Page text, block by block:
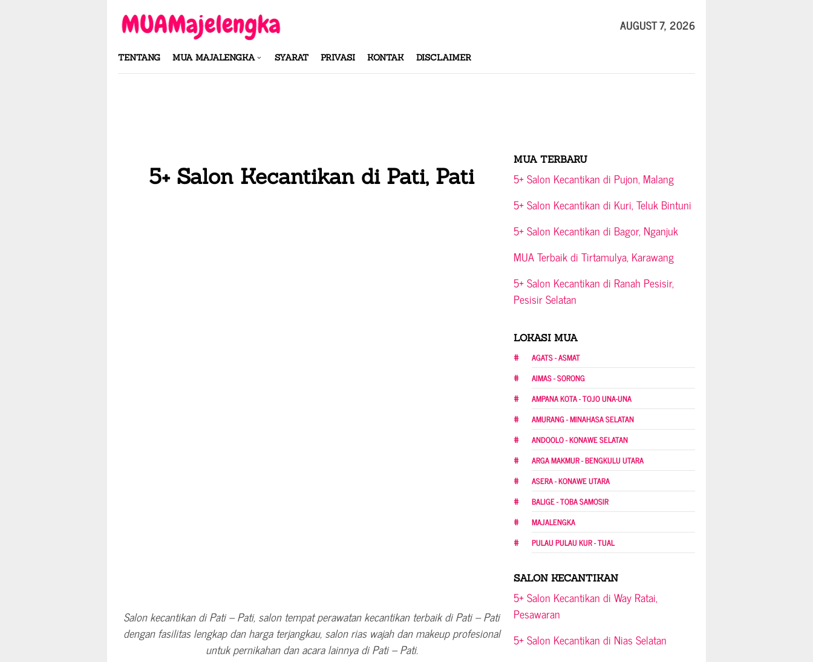
AUGUST 7, 2026
TENTANG MUA MAJALENGKA SYARAT PRIVASI KONTAK DISCLAIMER
5+ Salon Kecantikan di Pati, Pati
Salon kecantikan di Pati – Pati, salon tempat perawatan kecantikan terbaik di Pati – Pati
dengan fasilitas lengkap dan harga terjangkau, salon rias wajah dan makeup profesional
untuk pernikahan dan acara lainnya di Pati – Pati.
MUA TERBARU
5+ Salon Kecantikan di Pujon, Malang
5+ Salon Kecantikan di Kuri, Teluk Bintuni
5+ Salon Kecantikan di Bagor, Nganjuk
MUA Terbaik di Tirtamulya, Karawang
5+ Salon Kecantikan di Ranah Pesisir,
Pesisir Selatan
LOKASI MUA
AGATS - ASMAT
AIMAS - SORONG
AMPANA KOTA - TOJO UNA-UNA
AMURANG - MINAHASA SELATAN
ANDOOLO - KONAWE SELATAN
ARGA MAKMUR - BENGKULU UTARA
ASERA - KONAWE UTARA
BALIGE - TOBA SAMOSIR
MAJALENGKA
PULAU PULAU KUR - TUAL
SALON KECANTIKAN
5+ Salon Kecantikan di Way Ratai,
Pesawaran
5+ Salon Kecantikan di Nias Selatan